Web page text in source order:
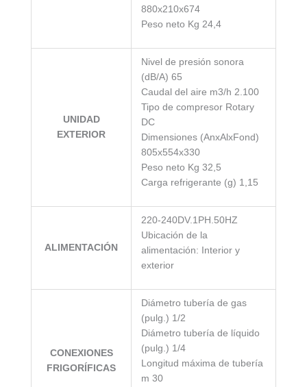
880x210x674
Peso neto Kg 24,4
UNIDAD
EXTERIOR
Nivel de presión sonora
(dB/A) 65
Caudal del aire m3/h 2.100
Tipo de compresor Rotary
DC
Dimensiones (AnxAlxFond)
805x554x330
Peso neto Kg 32,5
Carga refrigerante (g) 1,15
ALIMENTACIÓN
220-240DV.1PH.50HZ
Ubicación de la
alimentación: Interior y
exterior
CONEXIONES
FRIGORÍFICAS
Diámetro tubería de gas
(pulg.) 1/2
Diámetro tubería de líquido
(pulg.) 1/4
Longitud máxima de tubería
m 30